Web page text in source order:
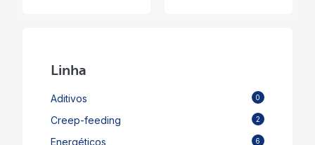
Linha
Aditivos 0
Creep-feeding 2
Energéticos 6